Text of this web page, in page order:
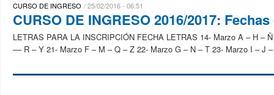
CURSO DE INGRESO 25/02/2016 - 06:51
CURSO DE INGRESO 2016/2017:
LETRAS PARA LA INSCRIPCIÓN FECHA LETRAS 14- Marzo A – H –
–– R – Y 21- Marzo F – M – Q – Z 22- Marzo G – N – T 23- Marzo I – J